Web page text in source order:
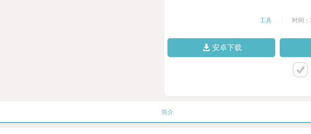
工具 时间
安卓下载
简介